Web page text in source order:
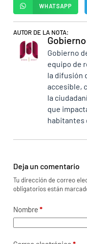
WHATSAPP
AUTOR DE LA NOTA:
Gobierno
equipo de
la difusión
accesible,
la
que
habitantes
Deja un comentario
Tu dirección de correo
obligatorios están
Nombre *